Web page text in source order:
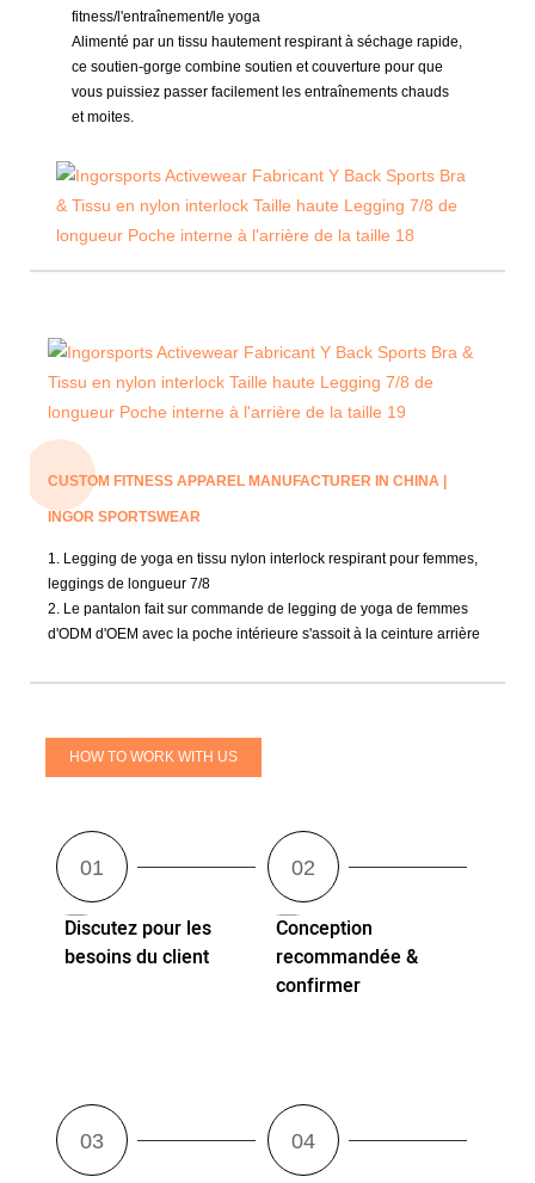
fitness/l'entraînement/le yoga
Alimenté par un tissu hautement respirant à séchage rapide,
ce soutien-gorge combine soutien et couverture pour que
vous puissiez passer facilement les entraînements chauds
et moites.
CUSTOM FITNESS APPAREL MANUFACTURER IN CHINA |
INGOR SPORTSWEAR
1. Legging de yoga en tissu nylon interlock respirant pour femmes,
leggings de longueur 7/8
2. Le pantalon fait sur commande de legging de yoga de femmes
d'ODM d'OEM avec la poche intérieure s'assoit à la ceinture arrière
HOW TO WORK WITH US
Discutez pour les
besoins du client
Conception
recommandée &
confirmer